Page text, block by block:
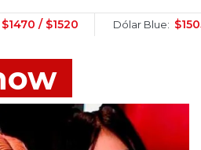
Dólar Blue: $1505 / $1525